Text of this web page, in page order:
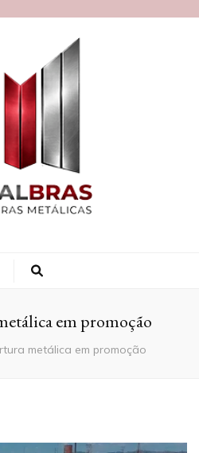
em promoção
metálica em promoção